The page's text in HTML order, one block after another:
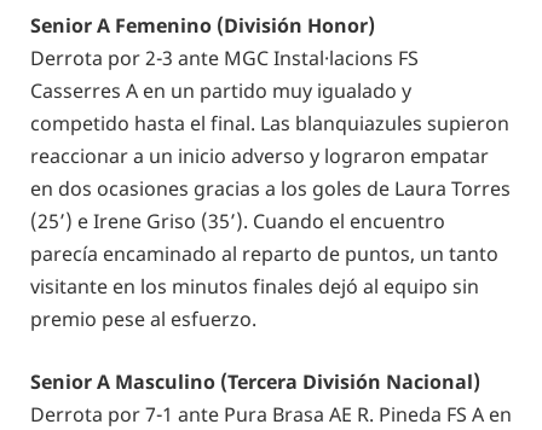
Senior A Femenino (División Honor)
Derrota por 2-3 ante MGC Instal·lacions FS
Casserres A en un partido muy igualado y
competido hasta el final. Las blanquiazules supieron
reaccionar a un inicio adverso y lograron empatar
en dos ocasiones gracias a los goles de Laura Torres
(25’) e Irene Griso (35’). Cuando el encuentro
parecía encaminado al reparto de puntos, un tanto
visitante en los minutos finales dejó al equipo sin
premio pese al esfuerzo.
Senior A Masculino (Tercera División Nacional)
Derrota por 7-1 ante Pura Brasa AE R. Pineda FS A en